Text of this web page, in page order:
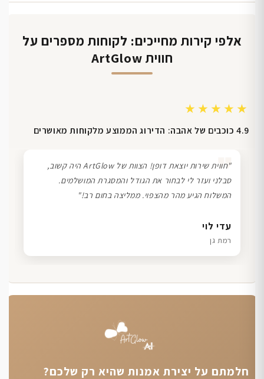
אלפי קירות מחייכים: לקוחות מספרים על
חווית ArtGlow
★★★★★
4.9 כוכבים של אהבה: הדירוג הממוצע מלקוחות מאושרים
שרון כהן
תל אביב
❞
"חווית שירות יוצאת דופן! הצוות של ArtGlow היה קשוב,
סבלני ועזר לי לבחור את הגודל והמסגרת המושלמים.
המשלוח הגיע מהר מהצפוי. ממליצה בחום רב!"
עדי לוי
רמת גן
דנה גל
חיפה
ליאת ויוסי מ.
הוד השרון
חלמתם על יצירת אמנות שהיא רק שלכם?